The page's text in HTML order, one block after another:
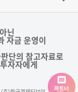
닌
자금 운영이
단의 참고자료로
자자에게